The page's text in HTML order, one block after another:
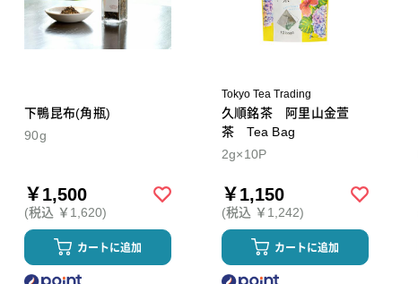
下鴨昆布(角瓶)
90g
￥1,500
(税込 ￥1,620)
カートに追加
Tokyo Tea Trading
久順銘茶 阿里山金萱
茶 Tea Bag
2g×10P
￥1,150
(税込 ￥1,242)
カートに追加